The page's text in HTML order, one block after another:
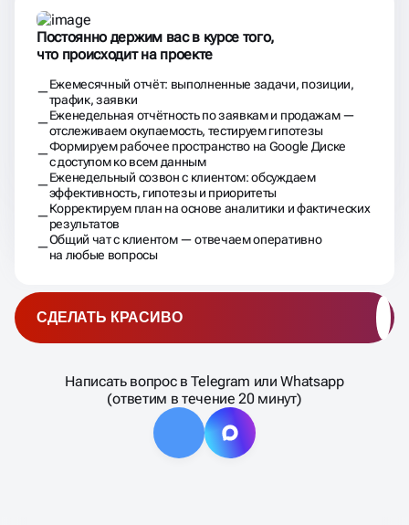
Постоянно держим вас в курсе того,
что происходит на проекте
Ежемесячный отчёт: выполненные задачи, позиции,
трафик, заявки
Еженедельная отчётность по заявкам и продажам —
отслеживаем окупаемость, тестируем гипотезы
Формируем рабочее пространство на Google Диске
с доступом ко всем данным
Еженедельный созвон с клиентом: обсуждаем
эффективность, гипотезы и приоритеты
Корректируем план на основе аналитики и фактических
результатов
Общий чат с клиентом — отвечаем оперативно
на любые вопросы
Написать вопрос в Telegram или Whatsapp
(ответим в течение 20 минут)
СДЕЛАТЬ КРАСИВО